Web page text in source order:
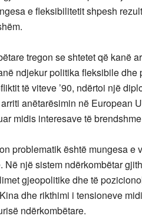
e fleksibilitetit shpesh
tregon se shtetet që kanë
ndjekur politika fleksibile
të viteve ’90, ndërtoi një
anëtarësimin në European
midis interesave të
problematik është mungesa e
Në një sistem ndërkombëtar
gjeopolitike dhe të
dhe rikthimi i tensioneve
ndërkombëtare.